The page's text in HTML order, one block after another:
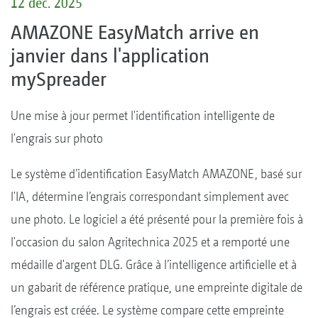
AMAZONE EasyMatch arrive en
janvier dans l'application
mySpreader
Une mise à jour permet l'identification intelligente de
l'engrais sur photo
Le système d’identification EasyMatch AMAZONE, basé sur
l'IA, détermine l’engrais correspondant simplement avec
une photo. Le logiciel a été présenté pour la première fois à
l'occasion du salon Agritechnica 2025 et a remporté une
médaille d'argent DLG. Grâce à l’intelligence artificielle et à
un gabarit de référence pratique, une empreinte digitale de
l’engrais est créée. Le système compare cette empreinte